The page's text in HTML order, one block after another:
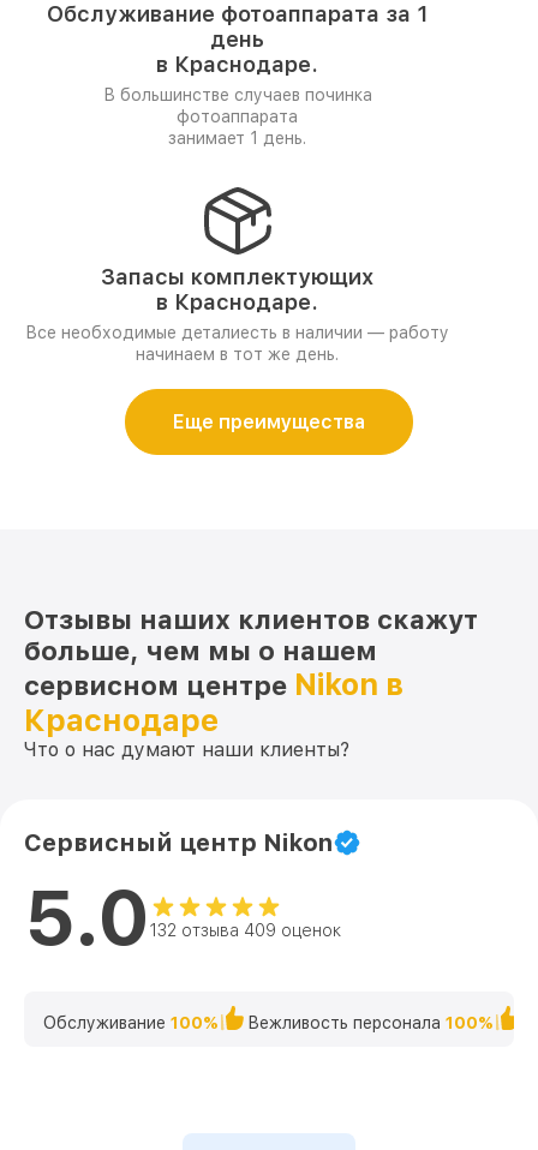
Обслуживание фотоаппарата за 1
день
в Краснодаре.
В большинстве случаев починка
фотоаппарата
занимает 1 день.
Запасы комплектующих
в Краснодаре.
Все необходимые деталиесть в наличии — работу
начинаем в тот же день.
Еще преимущества
Отзывы наших клиентов скажут
больше, чем мы о нашем
сервисном центре Nikon в
Краснодаре
Что о нас думают наши клиенты?
Сервисный центр Nikon
5.0 132 отзыва 409 оценок
Обслуживание 100% Вежливость персонала 100%